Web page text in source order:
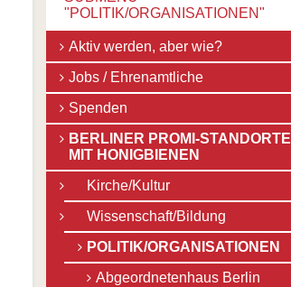
"POLITIK/ORGANISATIONEN"
Navigation
überspringen
Aktiv werden, aber wie?
Jobs / Ehrenamtliche
Spenden
BERLINER PROMI-STANDORTE
MIT HONIGBIENEN
Kirche/Kultur
Wissenschaft/Bildung
POLITIK/ORGANISATIONEN
Abgeordnetenhaus Berlin